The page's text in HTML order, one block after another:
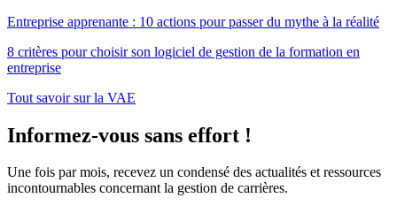
Entreprise apprenante : 10 actions pour passer du mythe à la réalité
8 critères pour choisir son logiciel de gestion de la formation en
entreprise
Tout savoir sur la VAE
Informez-vous sans effort !
Une fois par mois, recevez un condensé des actualités et ressources
incontournables concernant la gestion de carrières.